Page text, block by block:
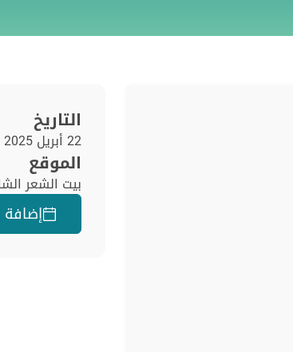
التاريخ
22 أبريل 2025
الموقع
بيت الشعر
إضافة